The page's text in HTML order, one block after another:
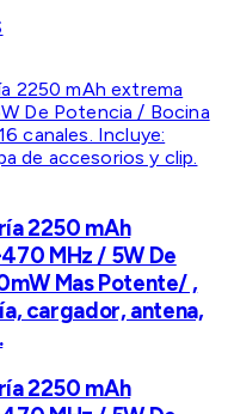
2250 mAh
MHz / 5W De
Mas Potente/ ,
cargador, antena,
2250 mAh